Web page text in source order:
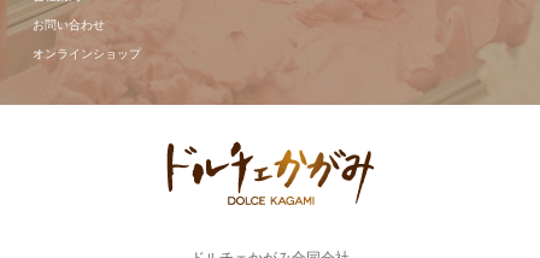
お問い合わせ
オンラインショップ